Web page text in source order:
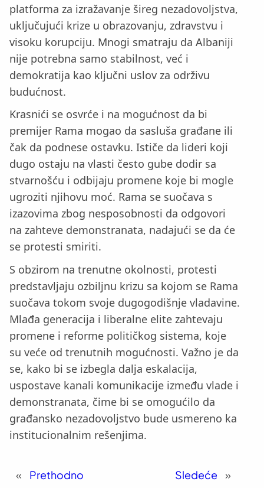
platforma za izražavanje šireg nezadovoljstva,
uključujući krize u obrazovanju, zdravstvu i
visoku korupciju. Mnogi smatraju da Albaniji
nije potrebna samo stabilnost, već i
demokratija kao ključni uslov za održivu
budućnost.
Krasnići se osvrće i na mogućnost da bi
premijer Rama mogao da sasluša građane ili
čak da podnese ostavku. Ističe da lideri koji
dugo ostaju na vlasti često gube dodir sa
stvarnošću i odbijaju promene koje bi mogle
ugroziti njihovu moć. Rama se suočava s
izazovima zbog nesposobnosti da odgovori
na zahteve demonstranata, nadajući se da će
se protesti smiriti.
S obzirom na trenutne okolnosti, protesti
predstavljaju ozbiljnu krizu sa kojom se Rama
suočava tokom svoje dugogodišnje vladavine.
Mlađa generacija i liberalne elite zahtevaju
promene i reforme političkog sistema, koje
su veće od trenutnih mogućnosti. Važno je da
se, kako bi se izbegla dalja eskalacija,
uspostave kanali komunikacije između vlade i
demonstranata, čime bi se omogućilo da
građansko nezadovoljstvo bude usmereno ka
institucionalnim rešenjima.
« Prethodno Sledeće »